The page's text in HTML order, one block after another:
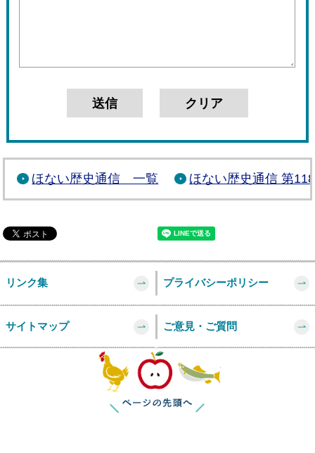
ほない歴史通信 一覧 ほない歴史通信 第
リンク集 プライバシーポリシー
サイトマップ ご意見・ご質問